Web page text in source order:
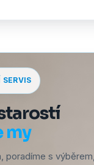
my
poradíme s